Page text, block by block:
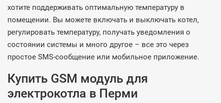
хотите поддерживать оптимальную температуру в
помещении. Вы можете включать и выключать котел,
регулировать температуру, получать уведомления о
состоянии системы и много другое – все это через
простое SMS-сообщение или мобильное приложение.
Купить GSM модуль для
электрокотла в Перми